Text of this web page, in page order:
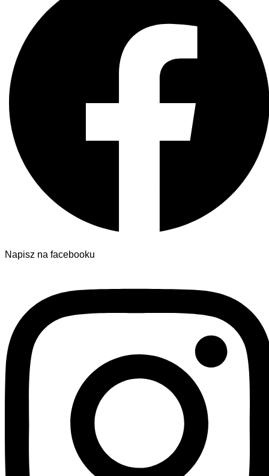
Napisz na facebooku